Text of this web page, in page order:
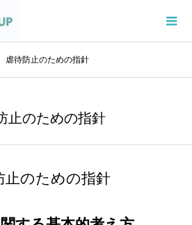
虐待防止のための指針
止のための指針
止のための指針